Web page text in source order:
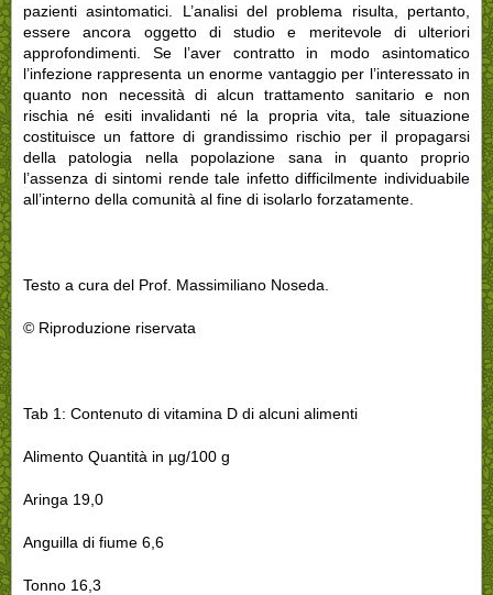
pazienti asintomatici. L’analisi del problema risulta, pertanto,
essere ancora oggetto di studio e meritevole di ulteriori
approfondimenti. Se l’aver contratto in modo asintomatico
l’infezione rappresenta un enorme vantaggio per l’interessato in
quanto non necessità di alcun trattamento sanitario e non
rischia né esiti invalidanti né la propria vita, tale situazione
costituisce un fattore di grandissimo rischio per il propagarsi
della patologia nella popolazione sana in quanto proprio
l’assenza di sintomi rende tale infetto difficilmente individuabile
all’interno della comunità al fine di isolarlo forzatamente.
Testo a cura del Prof. Massimiliano Noseda.
© Riproduzione riservata
Tab 1: Contenuto di vitamina D di alcuni alimenti
Alimento Quantità in µg/100 g
Aringa 19,0
Anguilla di fiume 6,6
Tonno 16,3